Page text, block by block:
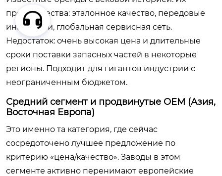
преимущества: эталонное качество, передовые
инновации, глобальная сервисная сеть.
Недостаток: очень высокая цена и длительные
сроки поставки запасных частей в некоторые
регионы. Подходит для гигантов индустрии с
неограниченным бюджетом.
Средний сегмент и продвинутые OEM (Азия,
Восточная Европа)
Это именно та категория, где сейчас
сосредоточено лучшее предложение по
критерию «цена/качество». Заводы в этом
сегменте активно перенимают европейские